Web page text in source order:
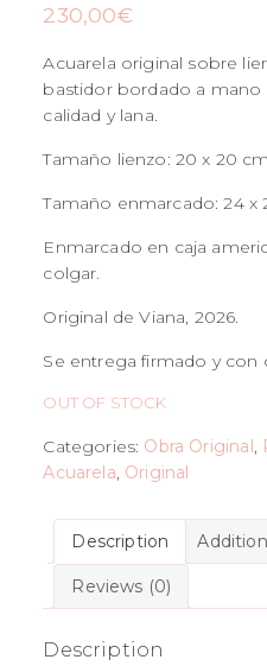
230,00€
Acuarela original sobre
bastidor bordado a
calidad y lana.
Tamaño lienzo: 20 x 20 cm
Tamaño enmarcado: 24 x
Enmarcado en caja
colgar.
Original de Viana, 2026.
Se entrega firmado y con
OUT OF STOCK
Categories: Obra Original,
Acuarela, Original
Description
Reviews (0)
Description